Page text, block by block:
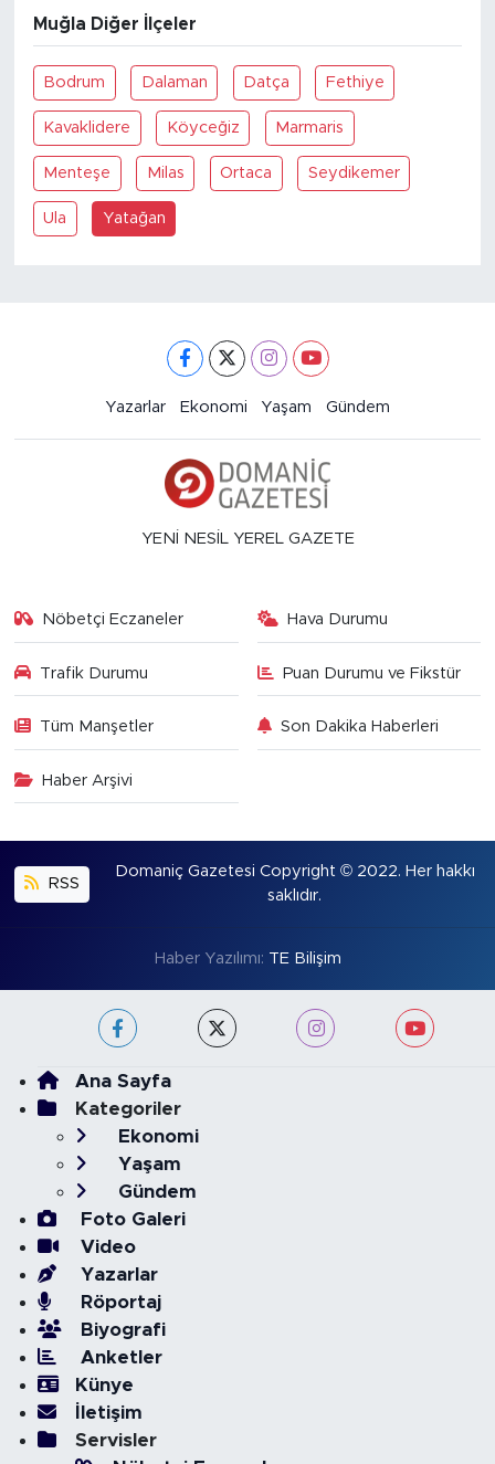
Muğla Diğer İlçeler
Bodrum Dalaman Datça Fethiye
Kavaklidere Köyceğiz Marmaris
Menteşe Milas Ortaca Seydikemer
Ula Yatağan
Yazarlar Ekonomi Yaşam Gündem
YENİ NESİL YEREL GAZETE
Nöbetçi Eczaneler Hava Durumu
Trafik Durumu Puan Durumu ve Fikstür
Tüm Manşetler Son Dakika Haberleri
Haber Arşivi
RSS
Domaniç Gazetesi Copyright © 2022. Her hakkı
saklıdır.
Haber Yazılımı: TE Bilişim
Ana Sayfa
Kategoriler
Ekonomi
Yaşam
Gündem
Foto Galeri
Video
Yazarlar
Röportaj
Biyografi
Anketler
Künye
İletişim
Servisler